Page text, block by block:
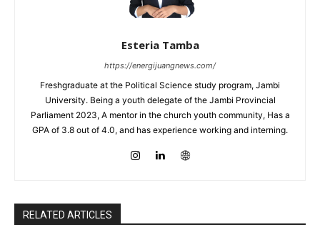
Esteria Tamba
https://energijuangnews.com/
Freshgraduate at the Political Science study program, Jambi
University. Being a youth delegate of the Jambi Provincial
Parliament 2023, A mentor in the church youth community, Has a
GPA of 3.8 out of 4.0, and has experience working and interning.
RELATED ARTICLES